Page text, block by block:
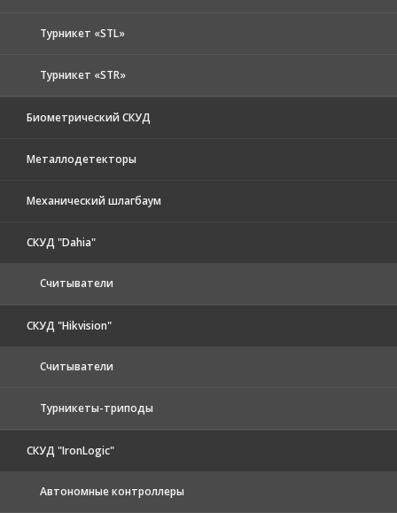
Турникет «STL»
Турникет «STR»
Биометрический СКУД
Металлодетекторы
Механический шлагбаум
СКУД "Dahia"
Считыватели
СКУД "Hikvision"
Считыватели
Турникеты-триподы
СКУД "IronLogic"
Автономные контроллеры